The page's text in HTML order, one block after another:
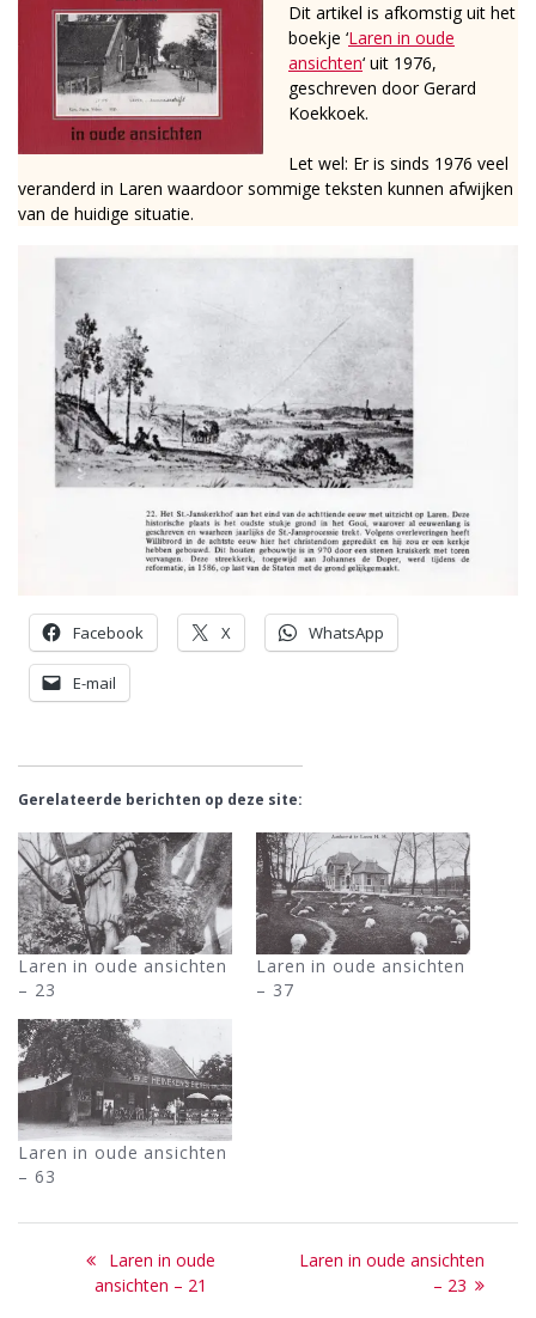
Dit artikel is afkomstig uit het
boekje ‘Laren in oude
ansichten‘ uit 1976,
geschreven door Gerard
Koekkoek.
Let wel: Er is sinds 1976 veel
veranderd in Laren waardoor sommige teksten kunnen afwijken
van de huidige situatie.
Facebook X WhatsApp
E-mail
Gerelateerde berichten op deze site:
Laren in oude ansichten
– 23
Laren in oude ansichten
– 37
Laren in oude ansichten
– 63
Bericht
navigatie
Previous
post:
Laren in oude
ansichten – 21
Next
Laren in oude ansichten
– 23